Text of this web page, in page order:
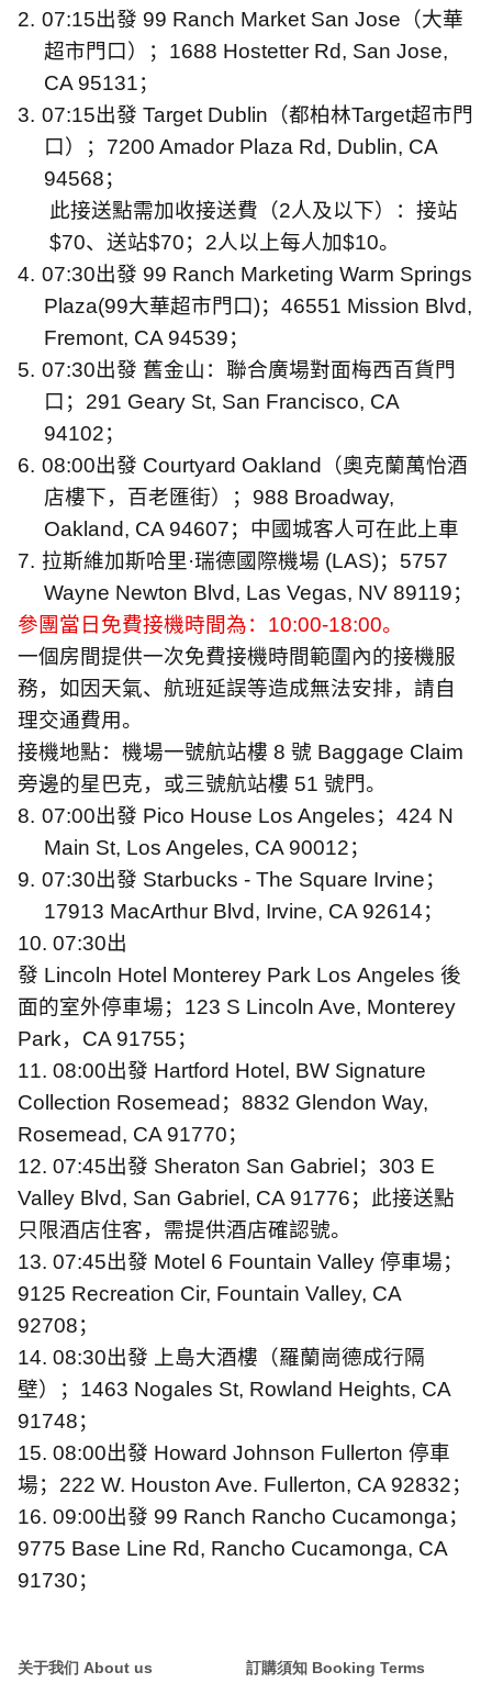
2. 07:15出發 99 Ranch Market San Jose （大華
超市門口）； 1688 Hostetter Rd, San Jose,
CA 95131；
3. 07:15出發 Target Dublin （都柏林Target超市門
口）； 7200 Amador Plaza Rd, Dublin, CA
94568；
此接送點需加收接送費（2人及以下）：接站
$70、送站$70； 2人以上每人加$10。
4. 07:30出發 99 Ranch Marketing Warm Springs
Plaza(99大華超市門口)； 46551 Mission Blvd,
Fremont, CA 94539；
5. 07:30出發 舊金山：聯合廣場對面梅西百貨門
口； 291 Geary St, San Francisco, CA
94102；
6. 08:00出發 Courtyard Oakland
（奧克蘭萬怡酒
店樓下，百老匯街）； 988 Broadway,
Oakland, CA 94607；中國城客人可在此上車
7. 拉斯維加斯哈里·瑞德國際機場 (LAS)； 5757
Wayne Newton Blvd, Las Vegas, NV 89119；
參團當日免費接機時間為： 10:00-18:00。
一個房間提供一次免費接機時間範圍內的接機服
務，如因天氣、航班延誤等造成無法安排，請自
理交通費用。
接機地點：機場一號航站樓 8 號 Baggage Claim
旁邊的星巴克，或三號航站樓 51 號門。
8. 07:00出發 Pico House Los Angeles； 424 N
Main St, Los Angeles, CA 90012；
9. 07:30出發 Starbucks - The Square Irvine；
17913 MacArthur Blvd, Irvine, CA 92614；
10. 07:30出
發 Lincoln Hotel Monterey Park Los Angeles 後
面的室外停車場； 123 S Lincoln Ave, Monterey
Park， CA 91755；
11. 08:00出發 Hartford Hotel, BW Signature
Collection Rosemead ； 8832 Glendon Way,
Rosemead, CA 91770；
12. 07:45出發 Sheraton San Gabriel ； 303 E
Valley Blvd, San Gabriel, CA 91776；此接送點
只限酒店住客，需提供酒店確認號。
13. 07:45出發 Motel 6 Fountain Valley 停車場；
9125 Recreation Cir, Fountain Valley, CA
92708；
14. 08:30出發
上島大酒樓（羅蘭崗德成行隔
壁）； 1463 Nogales St, Rowland Heights, CA
91748；
15. 08:00出發 Howard Johnson Fullerton 停車
場； 222 W. Houston Ave. Fullerton, CA 92832；
16. 09:00出發 99 Ranch Rancho Cucamonga；
9775 Base Line Rd, Rancho Cucamonga, CA
91730；
关于我们 About us 訂購須知 Booking Terms